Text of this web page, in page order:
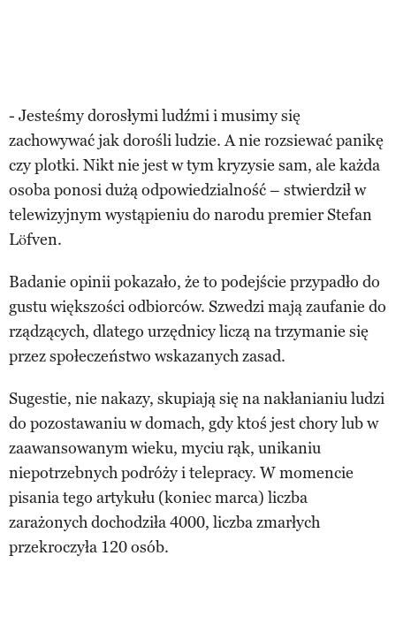
- Jesteśmy dorosłymi ludźmi i musimy się
zachowywać jak dorośli ludzie. A nie rozsiewać panikę
czy plotki. Nikt nie jest w tym kryzysie sam, ale każda
osoba ponosi dużą odpowiedzialność – stwierdził w
telewizyjnym wystąpieniu do narodu premier Stefan
Löfven.
Badanie opinii pokazało, że to podejście przypadło do
gustu większości odbiorców. Szwedzi mają zaufanie do
rządzących, dlatego urzędnicy liczą na trzymanie się
przez społeczeństwo wskazanych zasad.
Sugestie, nie nakazy, skupiają się na nakłanianiu ludzi
do pozostawaniu w domach, gdy ktoś jest chory lub w
zaawansowanym wieku, myciu rąk, unikaniu
niepotrzebnych podróży i telepracy. W momencie
pisania tego artykułu (koniec marca) liczba
zarażonych dochodziła 4000, liczba zmarłych
przekroczyła 120 osób.